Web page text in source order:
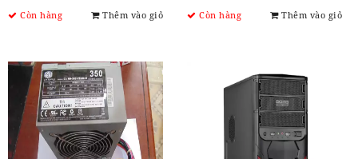
Còn hàng Thêm vào giỏ Còn hàng Thêm vào giỏ